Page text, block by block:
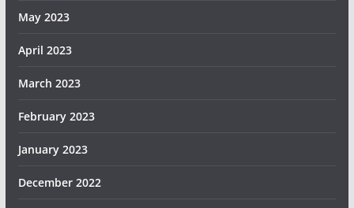
May 2023
April 2023
March 2023
February 2023
January 2023
December 2022